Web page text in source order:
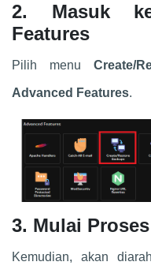
2. Masuk
Features
Pilih menu Create/
Advanced Features.
3. Mulai
Kemudian, akan